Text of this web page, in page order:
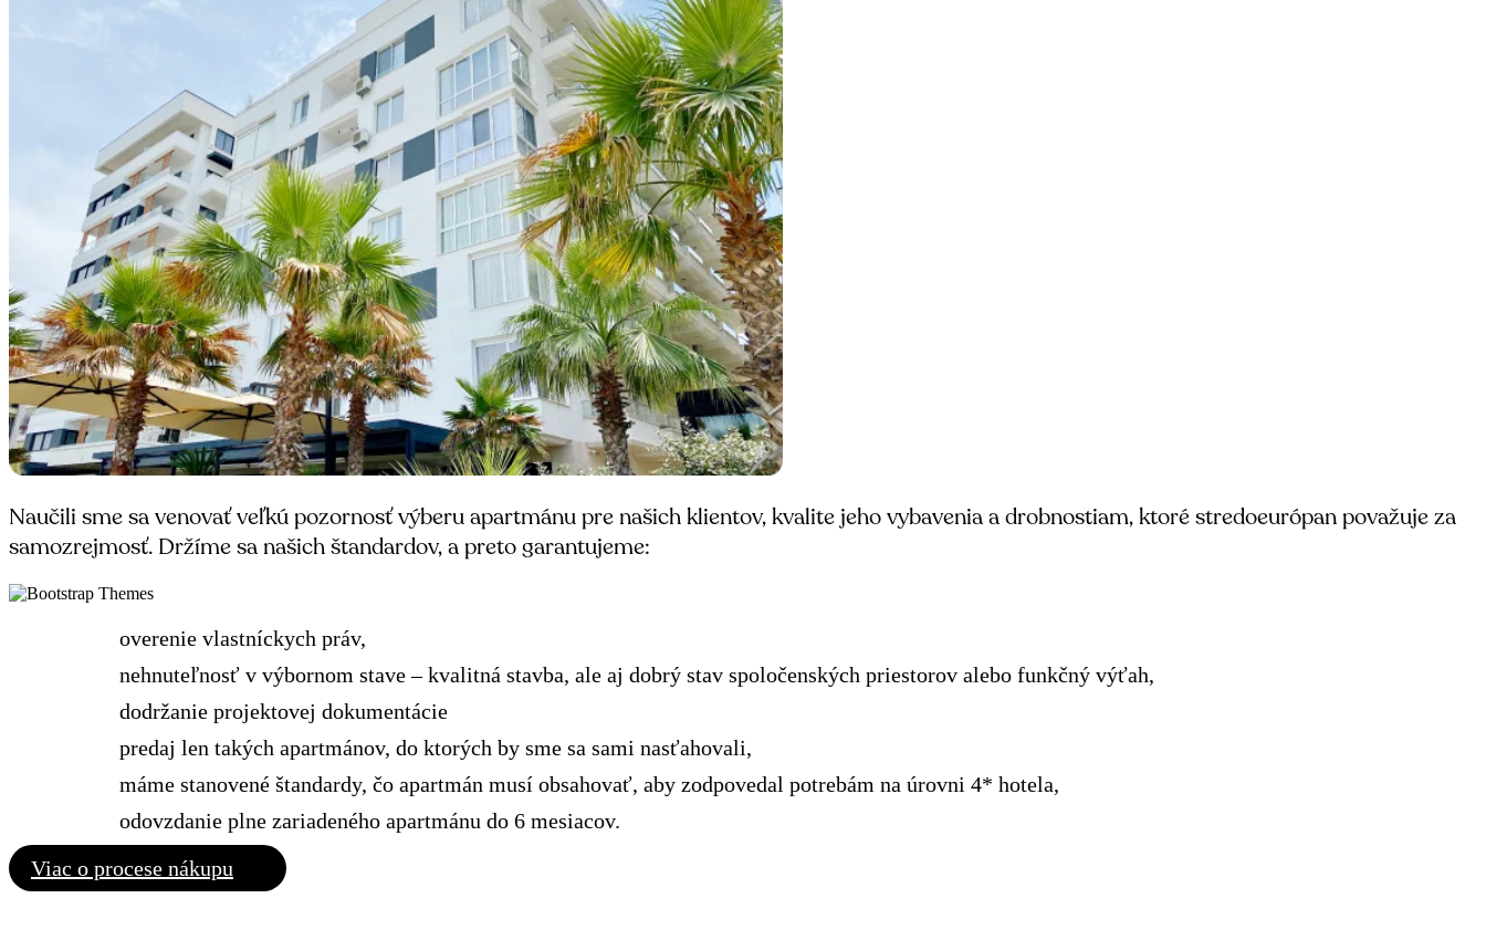
Naučili sme sa venovať veľkú pozornosť výberu apartmánu pre našich klientov, kvalite jeho vybavenia a drobnostiam, ktoré stredoeurópan považuje za
samozrejmosť. Držíme sa našich štandardov, a preto garantujeme:
overenie vlastníckych práv,
nehnuteľnosť v výbornom stave – kvalitná stavba, ale aj dobrý stav spoločenských priestorov alebo funkčný výťah,
dodržanie projektovej dokumentácie
predaj len takých apartmánov, do ktorých by sme sa sami nasťahovali,
máme stanovené štandardy, čo apartmán musí obsahovať, aby zodpovedal potrebám na úrovni 4* hotela,
odovzdanie plne zariadeného apartmánu do 6 mesiacov.
Viac o procese nákupu